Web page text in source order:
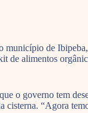
de
de alimentos
o governo tem
“Agora